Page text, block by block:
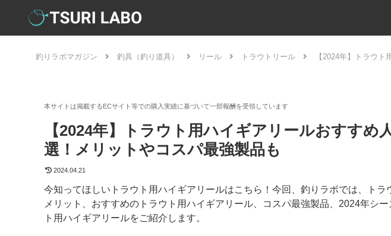
釣りラボマガジン 釣具（釣り道具） リール トラウトリール 【2024年】トラウ
【2024年】トラウト用ハイギアリールおすすめ
選！メリットやコスパ最強製品も
2024.04.21
今知ってほしいトラウト用ハイギアリールはこちら！今回、釣りラボでは、トラ
メリット、おすすめのトラウト用ハイギアリール、コスパ最強製品、2024年シ
ト用ハイギアリールをご紹介します。